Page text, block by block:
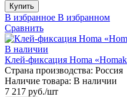
Купить
В избранное В избранном
Сравнить
В наличии
Клей-фиксация Homa
Страна производства: Россия
Наличие товара: В наличии
7 217 руб./шт